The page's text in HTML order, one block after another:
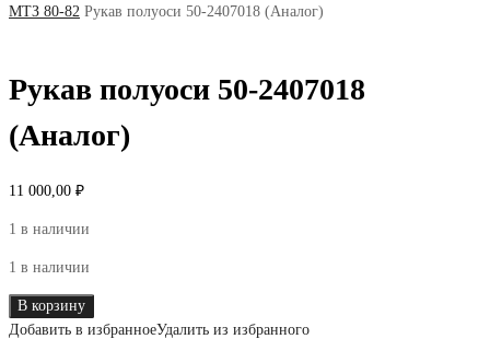
МТЗ 80-82 Рукав полуоси 50-2407018 (Аналог)
Рукав полуоси 50-2407018
(Аналог)
11 000,00 ₽
1 в наличии
1 в наличии
Количество
товара
В корзину
Добавить в избранноеУдалить из избранного